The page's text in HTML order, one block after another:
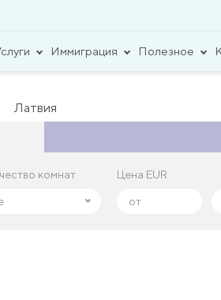
Иммиграция Полезное
Латвия
комнат Цена EUR
комнат Цена EUR